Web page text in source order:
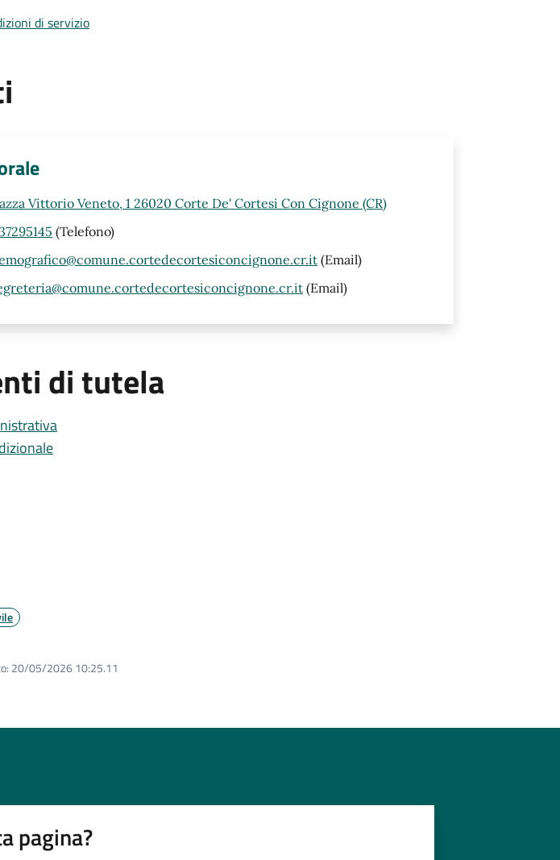
di servizio
Vittorio Veneto, 1 26020 Corte De' Cortesi Con Cignone (CR)
(Telefono)
(Email)
(Email)
di tutela
20/05/2026 10:25.11
pagina?